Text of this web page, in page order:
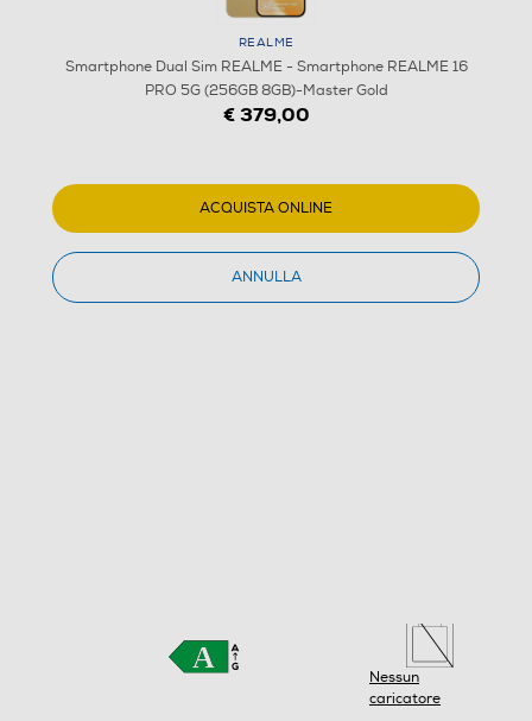
Nessun
caricatore
REALME
Smartphone Dual Sim REALME - Smartphone REALME 16
PRO 5G (256GB 8GB)-Master Gold
€ 379,00
ACQUISTA ONLINE
ANNULLA